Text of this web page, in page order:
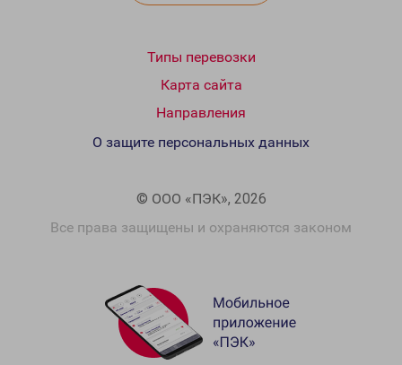
Типы перевозки
Карта сайта
Направления
© ООО «ПЭК», 2026
Все права защищены и охраняются законом
О защите персональных данных